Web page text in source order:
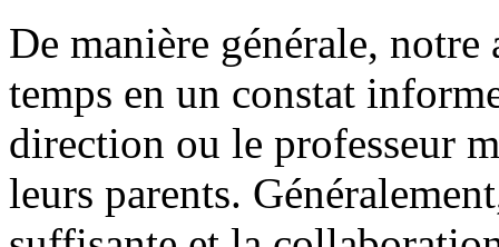
De manière générale,
temps en un constat
direction ou le professeur
leurs parents.